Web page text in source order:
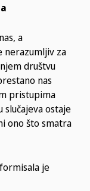
a
nerazumljiv za
društvu
nas
pristupima
slučajeva ostaje
ono što smatra
je